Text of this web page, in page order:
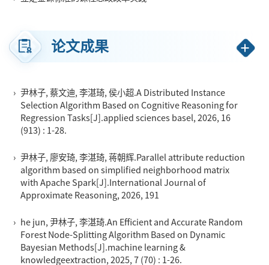
欢迎报考我的研究生：
及Spark平台。
考试通知在news栏目
信号与系统、通信原理的实验教材放在相关下载栏目，请大家在
实验之前下载，并做好准备。
论文成果
› 尹林子, 蔡文迪, 李湛琦, 侯小超.A Distributed Instance
Selection Algorithm Based on Cognitive Reasoning for
Regression Tasks[J].applied sciences basel, 2026, 16
(913) : 1-28.
› 尹林子, 廖安琦, 李湛琦, 蒋朝辉.Parallel attribute reduction
algorithm based on simplified neighborhood matrix
with Apache Spark[J].International Journal of
Approximate Reasoning, 2026, 191
›
he jun, 尹林子, 李湛琦.An Efficient and Accurate Random
Forest Node-Splitting Algorithm Based on Dynamic
Bayesian Methods[J].machine learning &
knowledgeextraction, 2025, 7 (70) : 1-26.